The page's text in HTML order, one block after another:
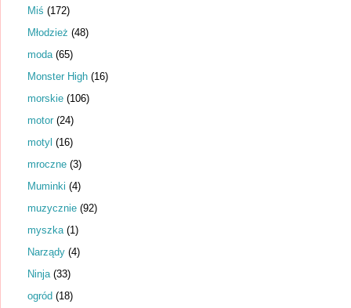
Miś (172)
Młodzież (48)
moda (65)
Monster High (16)
morskie (106)
motor (24)
motyl (16)
mroczne (3)
Muminki (4)
muzycznie (92)
myszka (1)
Narządy (4)
Ninja (33)
ogród (18)